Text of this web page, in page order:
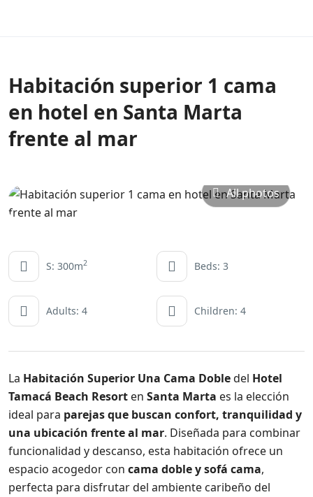
Habitación superior 1 cama
en hotel en Santa Marta
frente al mar
All photos
S: 300m2 Beds: 3
Adults: 4 Children: 4
La Habitación Superior Una Cama Dobledel Hotel
Tamacá Beach Resort en Santa Marta es la elección
ideal para parejas que buscan confort, tranquilidad y
una ubicación frente al mar. Diseñada para combinar
funcionalidad y descanso, esta habitación ofrece un
espacio acogedor con cama doble y sofá cama,
perfecta para disfrutar del ambiente caribeño del